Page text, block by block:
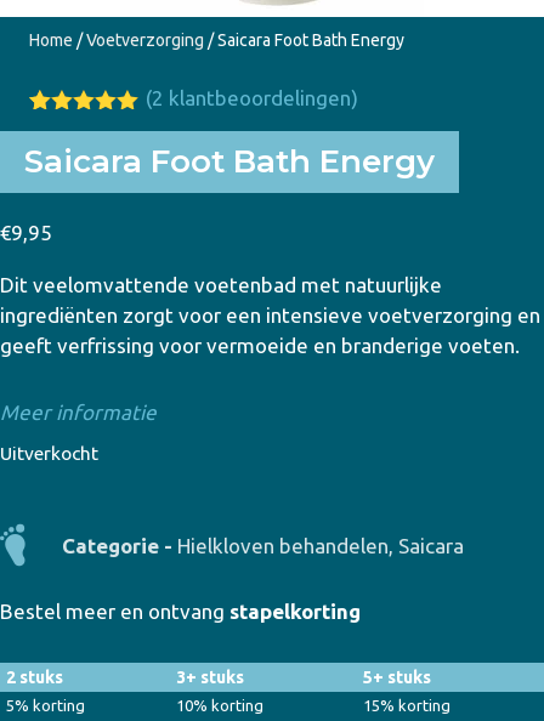
Home /Voetverzorging / Saicara Foot Bath Energy
Gewaardeer
d
5.00
5
gebaseerd
2
waarderinge
(2 klantbeoordelingen)
Saicara Foot Bath Energy
€9,95
Dit veelomvattende voetenbad met natuurlijke
ingrediënten zorgt voor een intensieve voetverzorging en
geeft verfrissing voor vermoeide en branderige voeten.
Meer informatie
Uitverkocht
Categorie - Hielkloven behandelen, Saicara
Bestel meer en ontvang stapelkorting
2 stuks 3+ stuks 5+ stuks
5% korting 10% korting 15% korting